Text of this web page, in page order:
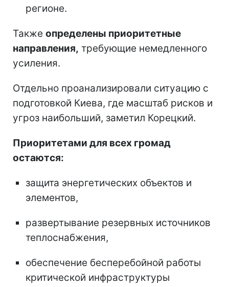
регионе.
Также определены приоритетные
направления, требующие немедленного
усиления.
Отдельно проанализировали ситуацию с
подготовкой Киева, где масштаб рисков и
угроз наибольший, заметил Корецкий.
Приоритетами для всех громад
остаются:
защита энергетических объектов и
элементов,
развертывание резервных источников
теплоснабжения,
обеспечение бесперебойной работы
критической инфраструктуры